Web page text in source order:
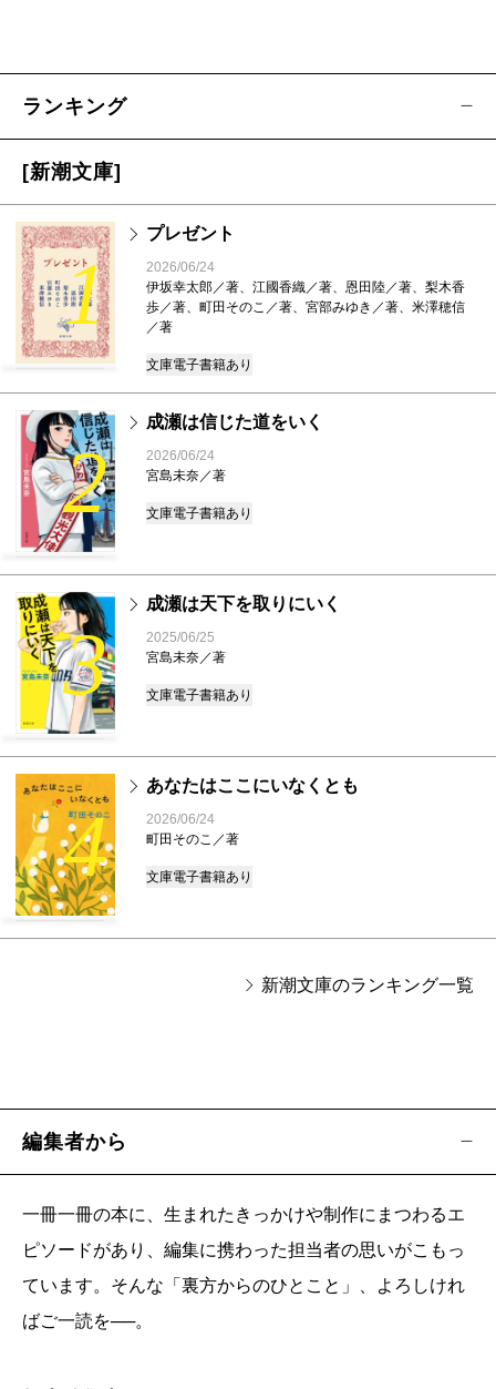
ランキング
[新潮文庫]
1
プレゼント
2026/06/24
伊坂幸太郎／著、江國香織／著、恩田陸／著、梨木香
歩／著、町田そのこ／著、宮部みゆき／著、米澤穂信
／著
文庫電子書籍あり
2
成瀬は信じた道をいく
2026/06/24
宮島未奈／著
文庫電子書籍あり
3
成瀬は天下を取りにいく
2025/06/25
宮島未奈／著
文庫電子書籍あり
4
あなたはここにいなくとも
2026/06/24
町田そのこ／著
文庫電子書籍あり
新潮文庫のランキング一覧
編集者から
一冊一冊の本に、生まれたきっかけや制作にまつわるエ
ピソードがあり、編集に携わった担当者の思いがこもっ
ています。そんな「裏方からのひとこと」、よろしけれ
ばご一読を──。